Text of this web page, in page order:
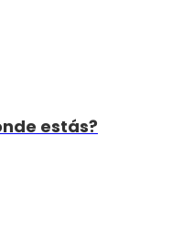
estás?